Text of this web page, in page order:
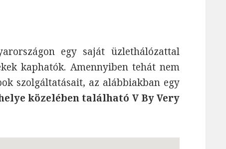
egy saját üzlethálózattal
kaphatók. Amennyiben tehát nem
szolgáltatásait, az alábbiakban egy
közelében található V By Very